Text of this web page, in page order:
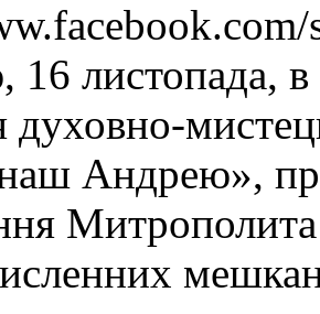
16 листопада,
духовно-
Андрею»,